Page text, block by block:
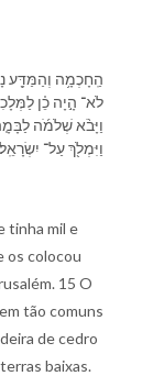
לֹא־ הָ֣יָה כֵ֗ן
וַ⁠יִּמְלֹ֖ךְ עַל־
tinha mil e
os colocou
15 O
tão comuns
de cedro
baixas.